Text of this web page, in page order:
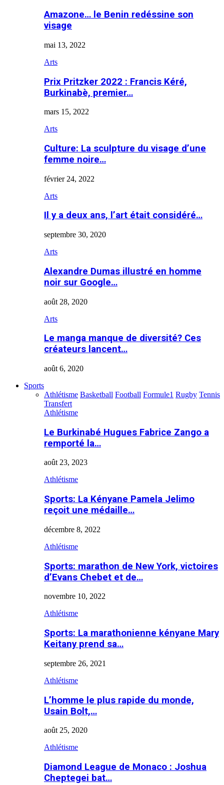
Amazone… le Benin redéssine son
visage
mai 13, 2022
Arts
Prix Pritzker 2022 : Francis Kéré,
Burkinabè, premier…
mars 15, 2022
Arts
Culture: La sculpture du visage d’une
femme noire…
février 24, 2022
Arts
Il y a deux ans, l’art était considéré…
septembre 30, 2020
Arts
Alexandre Dumas illustré en homme
noir sur Google…
août 28, 2020
Arts
Le manga manque de diversité? Ces
créateurs lancent…
août 6, 2020
Sports
Athlétisme Basketball Football Formule1 Rugby Tennis
Transfert
Athlétisme
Le Burkinabé Hugues Fabrice Zango a
remporté la…
août 23, 2023
Athlétisme
Sports: La Kényane Pamela Jelimo
reçoit une médaille…
décembre 8, 2022
Athlétisme
Sports: marathon de New York, victoires
d’Evans Chebet et de…
novembre 10, 2022
Athlétisme
Sports: La marathonienne kényane Mary
Keitany prend sa…
septembre 26, 2021
Athlétisme
L’homme le plus rapide du monde,
Usain Bolt,…
août 25, 2020
Athlétisme
Diamond League de Monaco : Joshua
Cheptegei bat…